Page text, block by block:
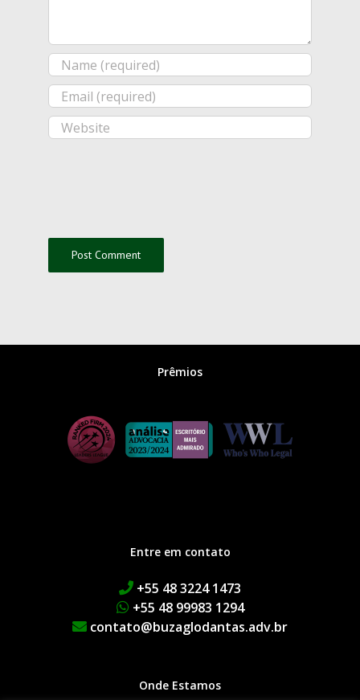
Prêmios
Entre em contato
+55 48 3224 1473
+55 48 99983 1294
contato@buzaglodantas.adv.br
Onde Estamos